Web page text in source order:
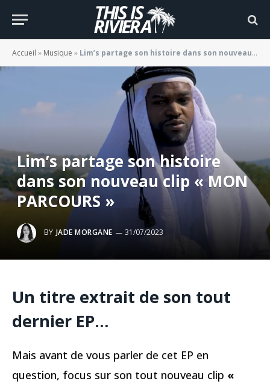
Accueil » Musique » Lim’s partage son histoire dans son nouveau clip « MON PARCOURS »
Lim’s partage son histoire
dans son nouveau clip « MON
PARCOURS »
BY JADE MORGANE 31/07/2023
Un titre extrait de son tout
dernier EP…
Mais avant de vous parler de cet EP en
question, focus sur son tout nouveau clip «